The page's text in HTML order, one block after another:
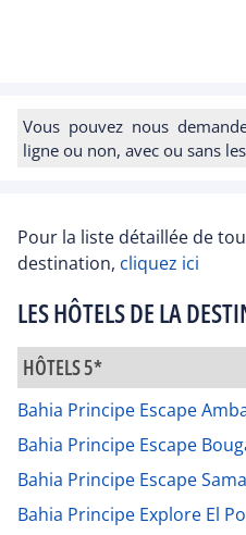
Vous pouvez nous
ligne ou non, avec ou sans
Pour la liste détaillée de
destination, cliquez ici
LES HÔTELS DE LA
HÔTELS 5*
Bahia Principe Escape
Bahia Principe Escape
Bahia Principe Escape
Bahia Principe Explore El